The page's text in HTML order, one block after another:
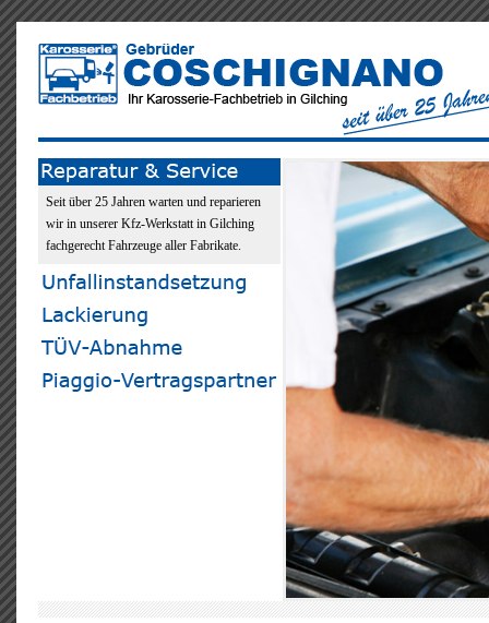
Seit über 25 Jahren warten und reparieren
wir in unserer Kfz-Werkstatt in Gilching
fachgerecht Fahrzeuge aller Fabrikate.